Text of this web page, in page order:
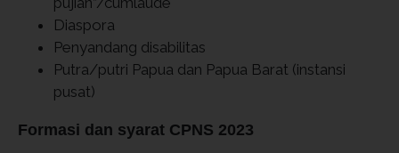
Diaspora
Penyandang disabilitas
Putra/putri Papua dan Papua Barat (instansi
pusat)
Formasi dan syarat CPNS 2023